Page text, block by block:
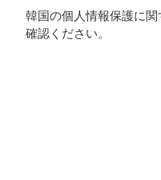
韓国の個人情報保護に関
確認ください。